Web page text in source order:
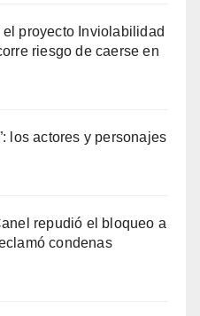
el proyecto Inviolabilidad
riesgo de caerse en
los actores y personajes
repudió el bloqueo a
condenas